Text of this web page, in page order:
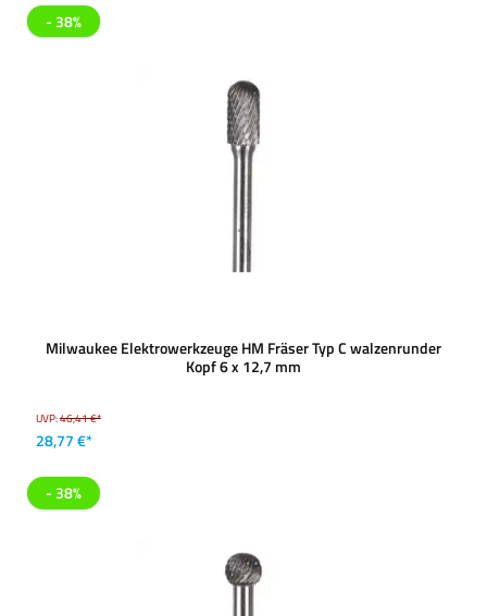
- 38%
Milwaukee Elektrowerkzeuge HM Fräser Typ C walzenrunder
Kopf 6 x 12,7 mm
UVP:46,41 €*
28,77 €*
- 38%